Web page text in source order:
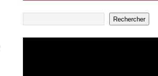
Rechercher